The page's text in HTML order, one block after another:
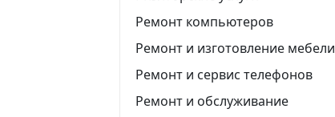
Ремонт компьютеров
Ремонт и изготовление мебели
Ремонт и сервис телефонов
Ремонт и обслуживание